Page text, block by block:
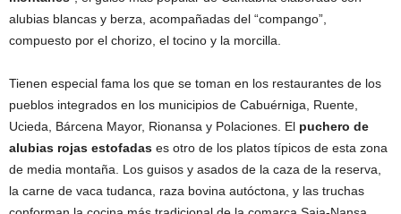
alubias blancas y berza, acompañadas del “compango”,
compuesto por el chorizo, el tocino y la morcilla.
Tienen especial fama los que se toman en los restaurantes de los
pueblos integrados en los municipios de Cabuérniga, Ruente,
Ucieda, Bárcena Mayor, Rionansa y Polaciones. El puchero de
alubias rojas estofadas es otro de los platos típicos de esta zona
de media montaña. Los guisos y asados de la caza de la reserva,
la carne de vaca tudanca, raza bovina autóctona, y las truchas